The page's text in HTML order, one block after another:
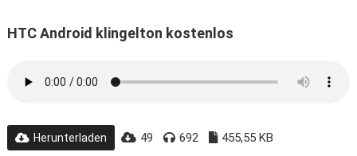
HTC Android klingelton kostenlos
Herunterladen 49 692 455,55 KB